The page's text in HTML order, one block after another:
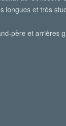
longues et très
père et arrières